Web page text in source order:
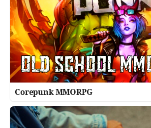
Corepunk MMORPG